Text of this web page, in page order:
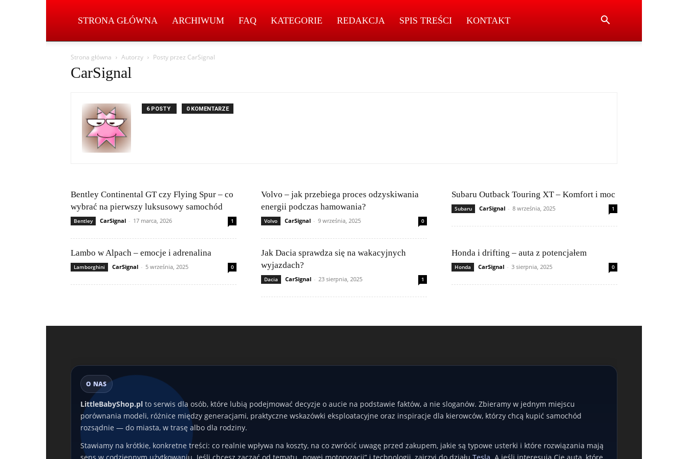
STRONA GŁÓWNA ARCHIWUM FAQ KATEGORIE REDAKCJA SPIS TREŚCI KONTAKT
Strona główna Autorzy Posty przez CarSignal
CarSignal
6 POSTY 0 KOMENTARZE
Bentley Continental GT czy Flying Spur – co
wybrać na pierwszy luksusowy samochód
Bentley CarSignal - 17 marca, 2026 1
Volvo – jak przebiega proces odzyskiwania
energii podczas hamowania?
Volvo CarSignal - 9 września, 2025 0
Subaru Outback Touring XT – Komfort i moc
Subaru CarSignal - 8 września, 2025 1
Lambo w Alpach – emocje i adrenalina
Lamborghini CarSignal - 5 września, 2025 0
Jak Dacia sprawdza się na wakacyjnych
wyjazdach?
Dacia CarSignal - 23 sierpnia, 2025 1
Honda i drifting – auta z potencjałem
Honda CarSignal - 3 sierpnia, 2025 0
O NAS
LittleBabyShop.pl to serwis dla osób, które lubią podejmować decyzje o aucie na podstawie faktów, a nie sloganów. Zbieramy w jednym miejscu
porównania modeli, różnice między generacjami, praktyczne wskazówki eksploatacyjne oraz inspiracje dla kierowców, którzy chcą kupić samochód
rozsądnie — do miasta, w trasę albo dla rodziny.
Stawiamy na krótkie, konkretne treści: co realnie wpływa na koszty, na co zwrócić uwagę przed zakupem, jakie są typowe usterki i które rozwiązania mają